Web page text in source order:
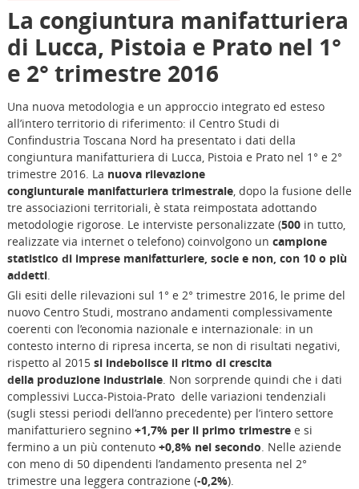
La congiuntura manifatturiera
di Lucca, Pistoia e Prato nel 1°
e 2° trimestre 2016
Una nuova metodologia e un approccio integrato ed esteso
all’intero territorio di riferimento: il Centro Studi di
Confindustria Toscana Nord ha presentato i dati della
congiuntura manifatturiera di Lucca, Pistoia e Prato nel 1° e 2°
trimestre 2016. La nuova rilevazione
congiunturale manifatturiera trimestrale, dopo la fusione delle
tre associazioni territoriali, è stata reimpostata adottando
metodologie rigorose. Le interviste personalizzate (500in tutto,
realizzate via internet o telefono) coinvolgono un campione
statistico di imprese manifatturiere, socie e non, con 10 o più
addetti.
Gli esiti delle rilevazioni sul 1° e 2° trimestre 2016, le prime del
nuovo Centro Studi, mostrano andamenti complessivamente
coerenti con l’economia nazionale e internazionale: in un
contesto interno di ripresa incerta, se non di risultati negativi,
rispetto al 2015 si indebolisce il ritmo di crescita
della produzione industriale. Non sorprende quindi che i dati
complessivi Lucca-Pistoia-Prato delle variazioni tendenziali
(sugli stessi periodi dell’anno precedente) per l’intero settore
manifatturiero segnino +1,7% per il primo trimestre e si
fermino a un più contenuto+0,8% nel secondo. Nelle aziende
con meno di 50 dipendenti l’andamento presenta nel 2°
trimestre una leggera contrazione (-0,2%).